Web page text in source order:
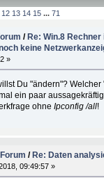
12 13 14 15 ... 71
/ Re: Win.8
keine
»
Du "ändern"?
ein paar
ohne Ipconfig /all!
/Re: Daten
09:49:57 »